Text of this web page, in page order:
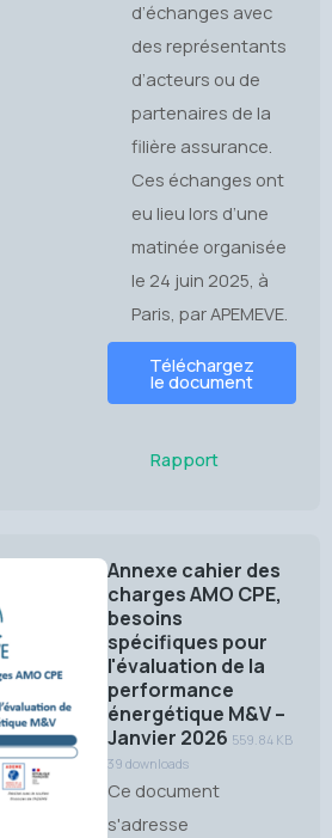
d’échanges avec
des représentants
d’acteurs ou de
partenaires de la
filière assurance.
Ces échanges ont
eu lieu lors d’une
matinée organisée
le 24 juin 2025, à
Paris, par APEMEVE.
Téléchargez
le document
Rapport
Annexe cahier des
charges AMO CPE,
besoins
spécifiques pour
l'évaluation de la
performance
énergétique M&V –
Janvier 2026 559.84 KB
39 downloads
Ce document
s'adresse